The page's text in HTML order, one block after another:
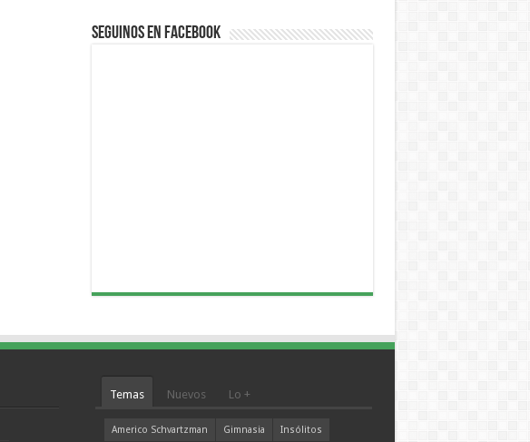
Seguinos en Facebook
Temas Nuevos Lo +
Americo Schvartzman Gimnasia
Insólitos